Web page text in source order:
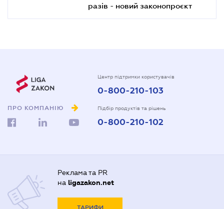
разів - новий законопроєкт
ПРО КОМПАНІЮ
Центр підтримки користувачів
0-800-210-103
Підбір продуктів та рішень
0-800-210-102
Реклама та PR
на ligazakon.net
ТАРИФИ